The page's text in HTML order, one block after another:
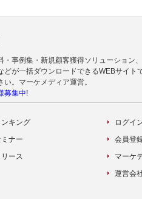
事例集・新規顧客獲得ソリューション
が一括ダウンロードできるWEBサイトで
。マーケメディア運営。
募集中!
ンキング
ナー
リース
ログイ
会員登
マーケ
運営会